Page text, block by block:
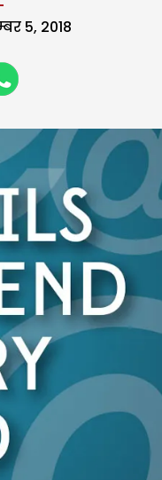
5, 2018